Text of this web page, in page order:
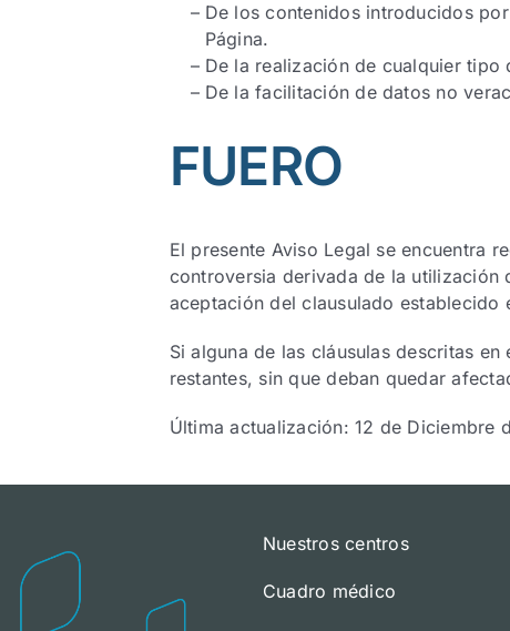
De los contenidos introducidos
Página.
De la realización de cualquier
De la facilitación de datos no
FUERO
El presente Aviso Legal se encuentra
controversia derivada de la
aceptación del clausulado establecido
Si alguna de las cláusulas descritas
restantes, sin que deban quedar
Última actualización: 12 de Diciembre
Nuestros centros
Cuadro médico